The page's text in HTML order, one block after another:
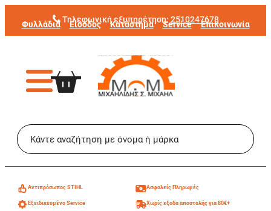
Μετάβαση
στο
Τηλεφωνική εξυπηρέτηση: 2510247678
Φυλλάδια Είσοδος Κατάστημα Service Επικοινωνία
Aντιπρόσωπος STIHL Ασφαλείς Πληρωμές
Εξειδικευμένο Service Χωρίς εξοδα αποστολής για 80€+